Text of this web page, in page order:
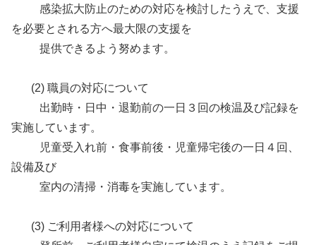
感染拡大防止のための対応を検討したうえで、支援
を必要とされる方へ最大限の支援を
提供できるよう努めます。
(2) 職員の対応について
出勤時・日中・退勤前の一日３回の検温及び記録を
実施しています。
児童受入れ前・食事前後・児童帰宅後の一日４回、
設備及び
室内の清掃・消毒を実施しています。
(3) ご利用者様への対応について